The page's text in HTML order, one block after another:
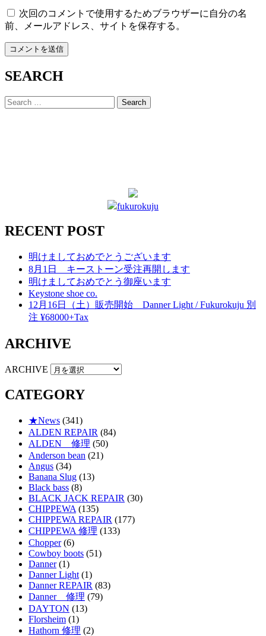
次回のコメントで使用するためブラウザーに自分の名
前、メールアドレス、サイトを保存する。
SEARCH
fukurokuju
RECENT POST
明けましておめでとうございます
8月1日 キーストーン受注再開します
明けましておめでとう御座います
Keystone shoe co.
12月16日（土）販売開始 Danner Light / Fukurokuju 別
注 ¥68000+Tax
ARCHIVE
ARCHIVE
CATEGORY
★News (341)
ALDEN REPAIR (84)
ALDEN 修理 (50)
Anderson bean (21)
Angus (34)
Banana Slug (13)
Black bass (8)
BLACK JACK REPAIR (30)
CHIPPEWA (135)
CHIPPEWA REPAIR (177)
CHIPPEWA 修理 (133)
Chopper(6)
Cowboy boots (51)
Danner(1)
Danner Light (1)
Danner REPAIR (83)
Danner 修理 (79)
DAYTON (13)
Florsheim (1)
Hathorn 修理 (2)